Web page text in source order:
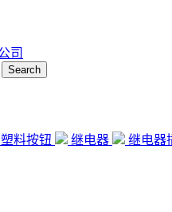
Search
塑料按钮 继电器 继电器